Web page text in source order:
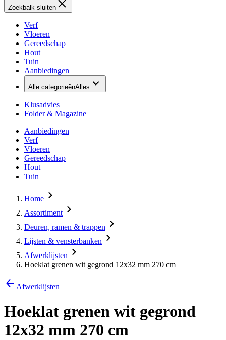
Zoekbalk sluiten
Verf
Vloeren
Gereedschap
Hout
Tuin
Aanbiedingen
Alle categorieënAlles
Klusadvies
Folder & Magazine
Aanbiedingen
Verf
Vloeren
Gereedschap
Hout
Tuin
Home
Assortiment
Deuren, ramen & trappen
Lijsten & vensterbanken
Afwerklijsten
Hoeklat grenen wit gegrond 12x32 mm 270 cm
Afwerklijsten
Hoeklat grenen wit gegrond
12x32 mm 270 cm